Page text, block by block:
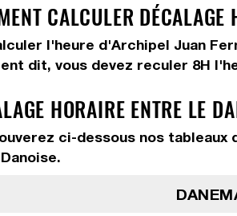
CALCULER
l'heure d'Archipel Juan
dit, vous devez reculer 8H
HORAIRE ENTRE LE
ci-dessous nos